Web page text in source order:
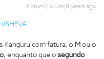
Forum|Forum|8 years ago
.
Kanguru com fatura, o M ou o
, enquanto que o segundo